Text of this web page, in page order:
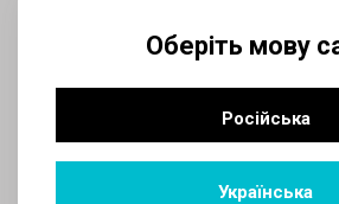
Оберіть мову
Російська
Українська
Поделитесь ссылкой в